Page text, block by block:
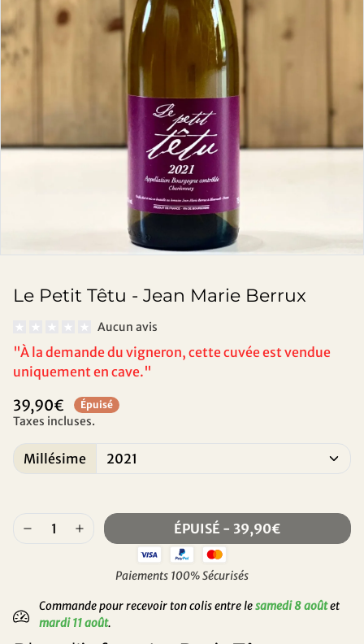
Le Petit Têtu - Jean Marie Berrux
Aucun avis
"À la demande du vigneron, cette cuvée est vendue
uniquement en cave."
39,90€ Épuisé
Taxes incluses.
Millésime
ÉPUISÉ - 39,90€
Paiements 100% Sécurisés
Commande pour recevoir ton colis entre lesamedi 8 aoûtet
mardi 11 août.